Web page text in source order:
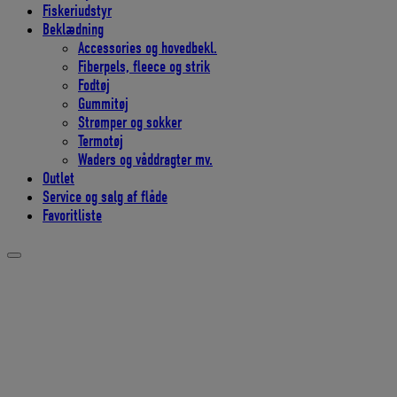
Fiskeriudstyr
Beklædning
Accessories og hovedbekl.
Fiberpels, fleece og strik
Fodtøj
Gummitøj
Strømper og sokker
Termotøj
Waders og våddragter mv.
Outlet
Service og salg af flåde
Favoritliste